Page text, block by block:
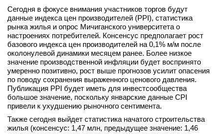
Сегодня в фокусе внимания участников торгов будут
данные индекса цен производителей (PPI), статистика
рынка жилья и опрос Мичиганского университета о
настроениях потребителей. Консенсус предполагает рост
базового индекса цен производителей на 0,1% м/м после
околонулевой динамики месяцем ранее. Более низкое
значение производственной инфляции будет воспринято
умеренно позитивно, рост выше прогнозов усилит опасения
по поводу сохранения выраженного ценового давления.
Публикация PPI будет иметь для инвестсообщества
большое значение, поскольку январские данные CPI
привели к ухудшению рыночного сентимента.
Также сегодня выйдет статистика начатого строительства
жилья (консенсус: 1,47 млн, предыдущее значение: 1,46